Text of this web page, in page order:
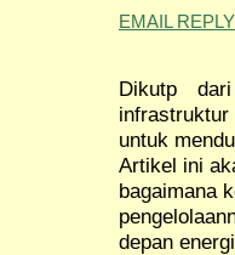
EMAIL REPLY
Dikutp
infrastruktur
untuk
Artikel ini
bagaimana
depan